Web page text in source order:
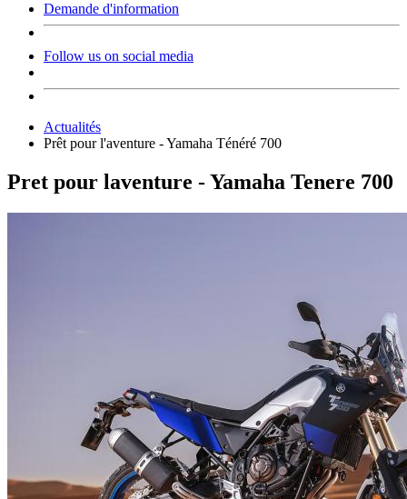
Demande d'information
Follow us on social media
Actualités
Prêt pour l'aventure - Yamaha Ténéré 700
Pret pour laventure - Yamaha Tenere 700